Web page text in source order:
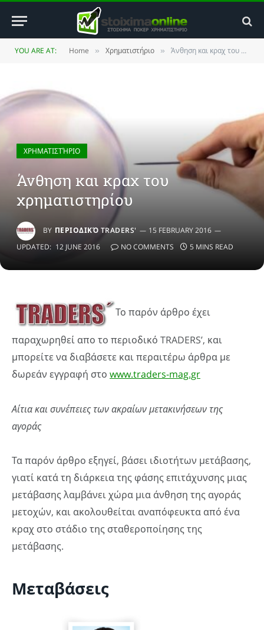
YOU ARE AT: Home » Χρηματιστήριο » Άνθηση και κραχ του χρηματιστηρίου
ΧΡΗΜΑΤΙΣΤΉΡΙΟ
Άνθηση και κραχ του
χρηματιστηρίου
BY ΠΕΡΙΟΔΙΚΌ TRADERS'
15 FEBRUARY 2016
UPDATED: 12 JUNE 2016 NO COMMENTS 5 MINS READ
Το παρόν άρθρο έχει
παραχωρηθεί απο το περιοδικό TRADERS’, και
μπορείτε να διαβάσετε και περαιτέρω άρθρα με
δωρεάν εγγραφή στο www.traders-mag.gr
Αίτια και συνέπειες των ακραίων μετακινήσεων της
αγοράς
Τα παρόν άρθρο εξηγεί, βάσει ιδιοτήτων μετάβασης,
γιατί κατά τη διάρκεια της φάσης επιτάχυνσης μιας
μετάβασης λαμβάνει χώρα μια άνθηση της αγοράς
μετοχών, και ακολουθείται αναπόφευκτα από ένα
κραχ στο στάδιο της σταθεροποίησης της
μετάβασης.
Μεταβάσεις